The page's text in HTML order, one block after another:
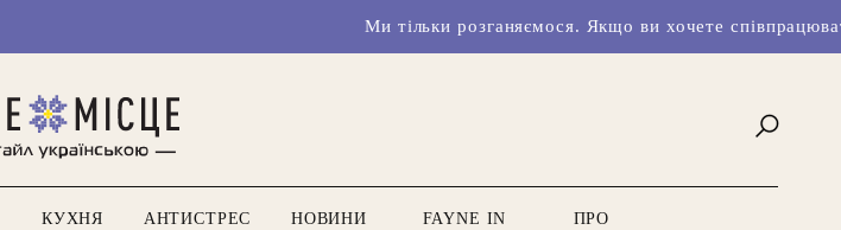
Ми тільки розганяємося. Якщо ви хочете співпрацювати з нами чи
КУХНЯ АНТИСТРЕС НОВИНИ
FAYNE IN
ПРО